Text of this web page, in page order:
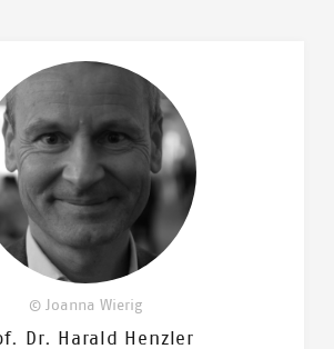
© Joanna Wierig
Dr. Harald Henzler